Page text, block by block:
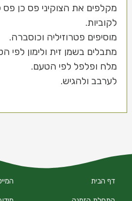
מקלפים את הצוקיני פס כן פס
לקוביות.
מוסיפים פטרוזיליה וכוסברה.
מתבלים בשמן זית ולימון לפי
מלח ופלפל לפי הטעם.
לערבב ולהגיש.
דף הבית